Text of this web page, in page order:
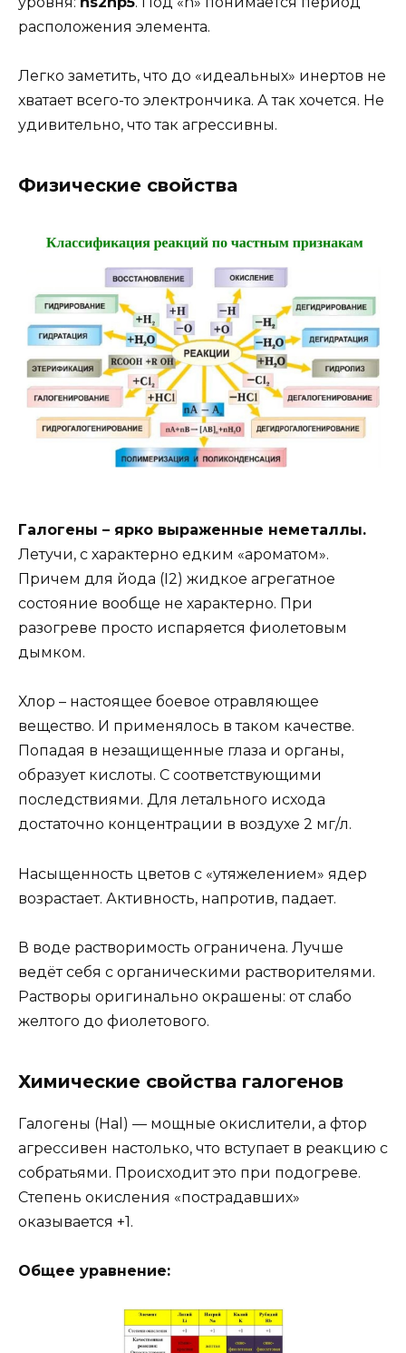
расположения элемента.
Легко заметить, что до «идеальных» инертов не
хватает всего-то электрончика. А так хочется. Не
удивительно, что так агрессивны.
Физические свойства
Галогены – ярко выраженные неметаллы.
Летучи, с характерно едким «ароматом».
Причем для йода (I2) жидкое агрегатное
состояние вообще не характерно. При
разогреве просто испаряется фиолетовым
дымком.
Хлор – настоящее боевое отравляющее
вещество. И применялось в таком качестве.
Попадая в незащищенные глаза и органы,
образует кислоты. С соответствующими
последствиями. Для летального исхода
достаточно концентрации в воздухе 2 мг/л.
Насыщенность цветов с «утяжелением» ядер
возрастает. Активность, напротив, падает.
В воде растворимость ограничена. Лучше
ведёт себя с органическими растворителями.
Растворы оригинально окрашены: от слабо
желтого до фиолетового.
Химические свойства галогенов
Галогены (Hal) — мощные окислители, а фтор
агрессивен настолько, что вступает в реакцию с
собратьями. Происходит это при подогреве.
Степень окисления «пострадавших»
оказывается +1.
Общее уравнение: